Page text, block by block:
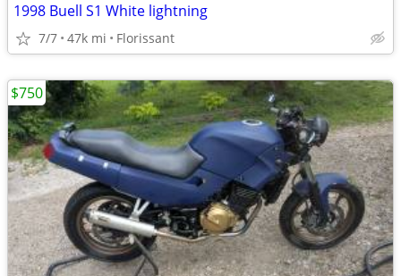
1998 Buell S1 White lightning
7/7 47k mi Florissant
$750